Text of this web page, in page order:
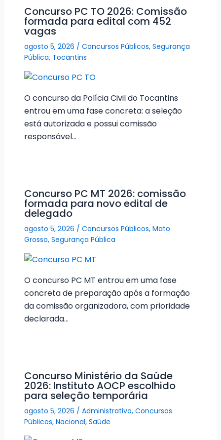
Concurso PC TO 2026: Comissão
formada para edital com 452
vagas
agosto 5, 2026 / Concursos Públicos, Segurança
Pública, Tocantins
O concurso da Polícia Civil do Tocantins
entrou em uma fase concreta: a seleção
está autorizada e possui comissão
responsável…
Concurso PC MT 2026: comissão
formada para novo edital de
delegado
agosto 5, 2026 / Concursos Públicos, Mato
Grosso, Segurança Pública
O concurso PC MT entrou em uma fase
concreta de preparação após a formação
da comissão organizadora, com prioridade
declarada…
Concurso Ministério da Saúde
2026: Instituto AOCP escolhido
para seleção temporária
agosto 5, 2026 / Administrativo, Concursos
Públicos, Nacional, Saúde